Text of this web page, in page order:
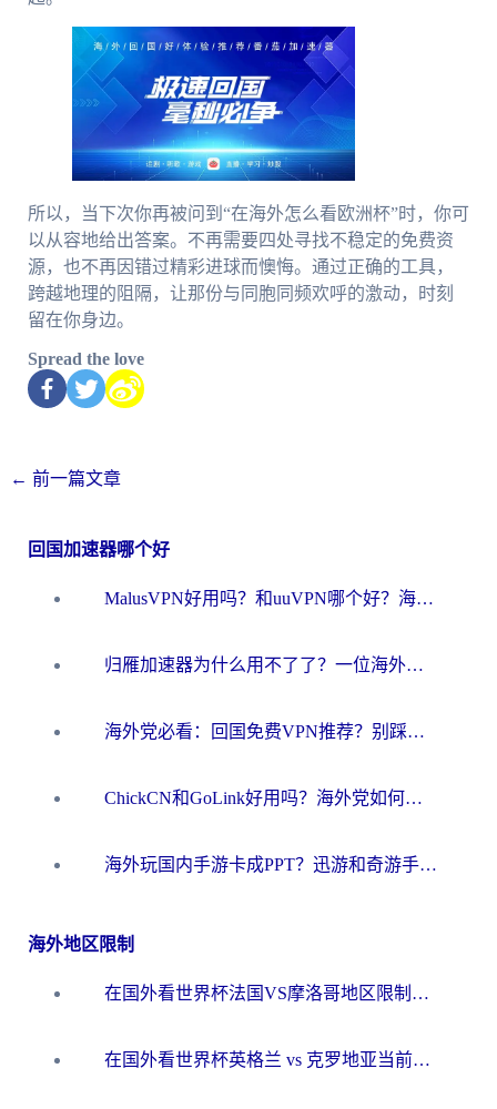
所以，当下次你再被问到“在海外怎么看欧洲杯”时，你可
以从容地给出答案。不再需要四处寻找不稳定的免费资
源，也不再因错过精彩进球而懊悔。通过正确的工具，
跨越地理的阻隔，让那份与同胞同频欢呼的激动，时刻
留在你身边。
Spread the love
← 前一篇文章
回国加速器哪个好
MalusVPN好用吗？和uuVPN哪个好？海外党无缝访问国内资源的真实对比与选择指南
归雁加速器为什么用不了了？一位海外游子的真实困惑与技术解答
海外党必看：回国免费VPN推荐？别踩坑！教你选对加速器无缝刷国内资源
ChickCN和GoLink好用吗？海外党如何选对回国加速器
海外玩国内手游卡成PPT？迅游和奇游手游哪个好？一篇讲透回国加速器怎么选
海外地区限制
在国外看世界杯法国VS摩洛哥地区限制？这篇指南让你流畅看中文解说无压力
在国外看世界杯英格兰 vs 克罗地亚当前地区不可播放？这篇指南帮你搞定所有海外观赛难题